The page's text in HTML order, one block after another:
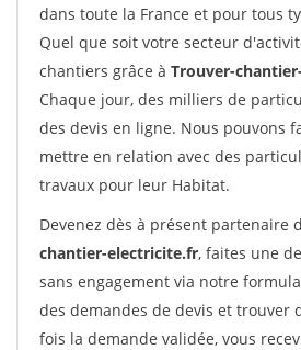
dans toute la France et pour tous
Quel que soit votre secteur
chantiers grâce à Trouver-
Chaque jour, des milliers de
des devis en ligne. Nous pouvons
mettre en relation avec des
travaux pour leur Habitat.
Devenez dès à présent partenaire
chantier-electricite.fr, faites une
sans engagement via notre
des demandes de devis et trouver
fois la demande validée, vous